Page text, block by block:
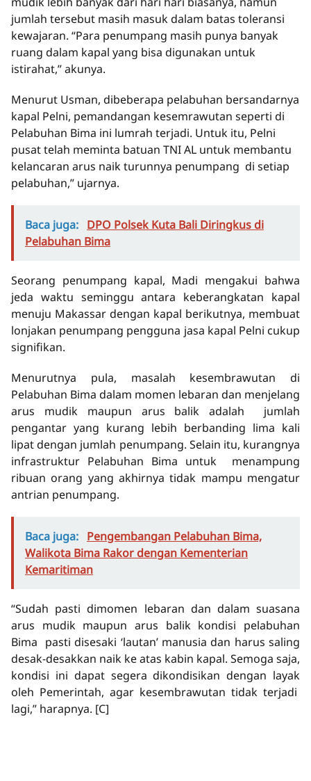
jumlah tersebut masih masuk dalam batas toleransi
kewajaran. “Para penumpang masih punya banyak
ruang dalam kapal yang bisa digunakan untuk
istirahat,” akunya.
Menurut Usman, dibeberapa pelabuhan bersandarnya
kapal Pelni, pemandangan kesemrawutan seperti di
Pelabuhan Bima ini lumrah terjadi. Untuk itu, Pelni
pusat telah meminta batuan TNI AL untuk membantu
kelancaran arus naik turunnya penumpang di setiap
pelabuhan,” ujarnya.
Baca juga: DPO Polsek Kuta Bali Diringkus di
Pelabuhan Bima
Seorang penumpang kapal, Madi mengakui bahwa
jeda waktu seminggu antara keberangkatan kapal
menuju Makassar dengan kapal berikutnya, membuat
lonjakan penumpang pengguna jasa kapal Pelni cukup
signifikan.
Menurutnya pula, masalah kesembrawutan di
Pelabuhan Bima dalam momen lebaran dan menjelang
arus mudik maupun arus balik adalah jumlah
pengantar yang kurang lebih berbanding lima kali
lipat dengan jumlah penumpang. Selain itu, kurangnya
infrastruktur Pelabuhan Bima untuk menampung
ribuan orang yang akhirnya tidak mampu mengatur
antrian penumpang.
Baca juga: Pengembangan Pelabuhan Bima,
Walikota Bima Rakor dengan Kementerian
Kemaritiman
“Sudah pasti dimomen lebaran dan dalam suasana
arus mudik maupun arus balik kondisi pelabuhan
Bima pasti disesaki ‘lautan’ manusia dan harus saling
desak-desakkan naik ke atas kabin kapal. Semoga saja,
kondisi ini dapat segera dikondisikan dengan layak
oleh Pemerintah, agar kesembrawutan tidak terjadi
lagi,” harapnya. [C]